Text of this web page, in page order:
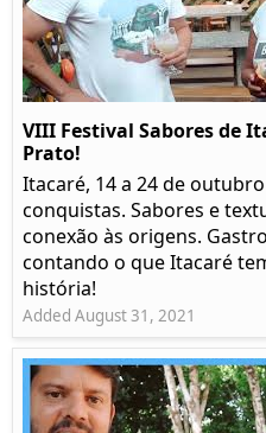
VIII Festival Sabores de
Prato!
Itacaré, 14 a 24 de
conquistas. Sabores e
conexão às origens.
contando o que Itacaré
história!
Added August 31, 2021